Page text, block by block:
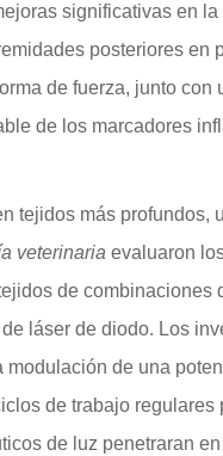
significativas en la
posteriores en
de fuerza, junto con
de los marcadores
tejidos más profundos,
veterinaria evaluaron
de combinaciones
láser de diodo. Los
modulación de una
de trabajo regulares
de luz penetraran